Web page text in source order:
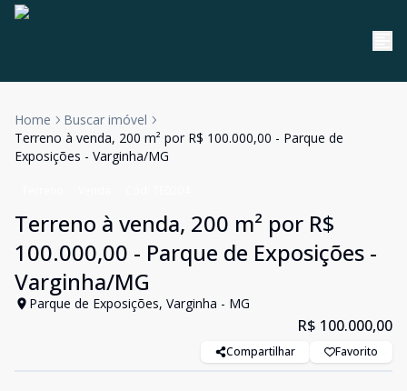
Home
Buscar imóvel
Terreno à venda, 200 m² por R$ 100.000,00 - Parque de
Exposições - Varginha/MG
Terreno à venda, 200 m² por R$
100.000,00 - Parque de Exposições -
Varginha/MG
Parque de Exposições, Varginha - MG
R$ 100.000,00
Compartilhar Favorito